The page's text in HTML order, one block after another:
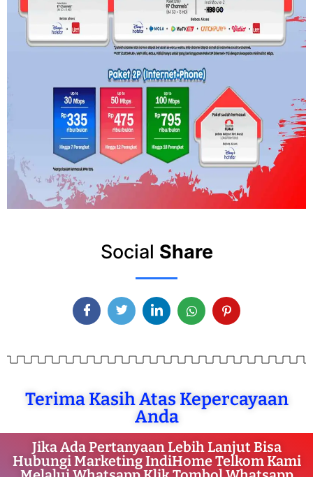
Social Share
Terima Kasih Atas Kepercayaan
Anda
Jika Ada Pertanyaan Lebih Lanjut Bisa
Hubungi Marketing IndiHome Telkom Kami